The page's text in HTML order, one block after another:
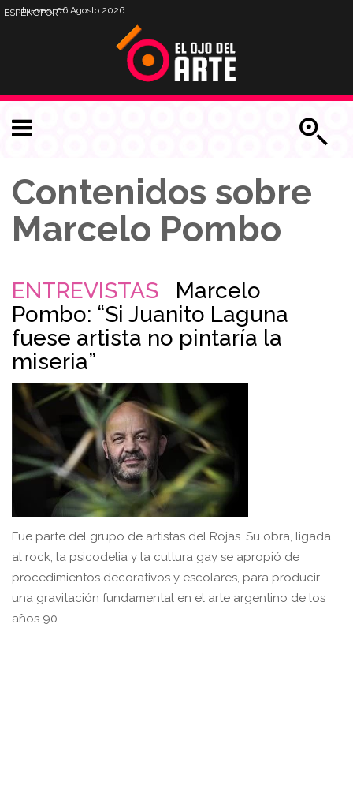
Jueves, 06 Agosto 2026
ESPENGPORT
Contenidos sobre
Marcelo Pombo
ENTREVISTAS
Marcelo
Pombo: “Si Juanito Laguna
fuese artista no pintaría la
miseria”
Fue parte del grupo de artistas del Rojas. Su obra, ligada
al rock, la psicodelia y la cultura gay se apropió de
procedimientos decorativos y escolares, para producir
una gravitación fundamental en el arte argentino de los
años 90.